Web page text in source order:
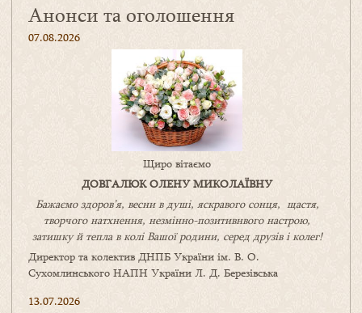
Анонси та оголошення
07.08.2026
Щиро вітаємо
ДОВГАЛЮК ОЛЕНУ МИКОЛАЇВНУ
Бажаємо здоров’я, весни в душі, яскравого сонця, щастя,
творчого натхнення, незмінно-позитивнвого настрою,
затишкуйтепла в коліВашоїродини, серед друзів і колег!
Директор та колектив ДНПБ України ім. В. О.
Сухомлинського НАПН України Л. Д. Березівська
13.07.2026